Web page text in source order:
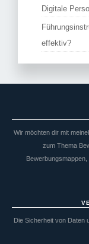
Digitale
effektiv?
Wir möchten dir mit
zum Thema
Die Sicherheit von Daten